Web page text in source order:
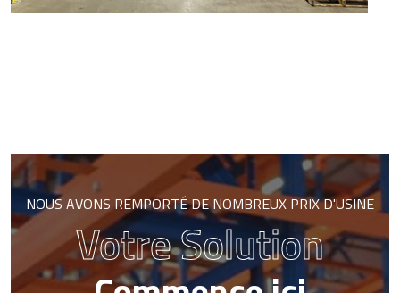
NOUS AVONS REMPORTÉ DE NOMBREUX PRIX D'USINE
Votre Solution